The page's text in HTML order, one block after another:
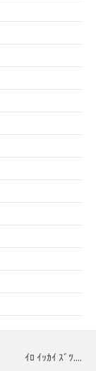
ｲﾛ ｲｯｶｲ ｽﾞﾂ....